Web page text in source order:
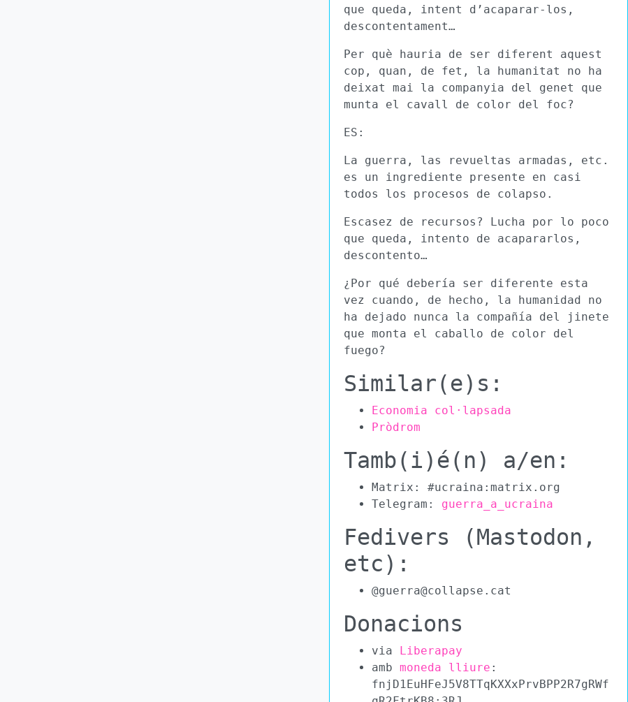
que queda, intent d’acaparar-los,
descontentament…
Per què hauria de ser diferent aquest
cop, quan, de fet, la humanitat no ha
deixat mai la companyia del genet que
munta el cavall de color del foc?
ES:
La guerra, las revueltas armadas, etc.
es un ingrediente presente en casi
todos los procesos de colapso.
Escasez de recursos? Lucha por lo poco
que queda, intento de acapararlos,
descontento…
¿Por qué debería ser diferente esta
vez cuando, de hecho, la humanidad no
ha dejado nunca la compañía del jinete
que monta el caballo de color del
fuego?
Similar(e)s:
Economia col·lapsada
Pròdrom
Tamb(i)é(n) a/en:
Matrix: #ucraina:matrix.org
Telegram: guerra_a_ucraina
Fedivers (Mastodon,
etc):
@guerra@collapse.cat
Donacions
via Liberapay
amb moneda lliure :
fnjD1EuHFeJ5V8TTqKXXxPrvBPP2R7gRWf